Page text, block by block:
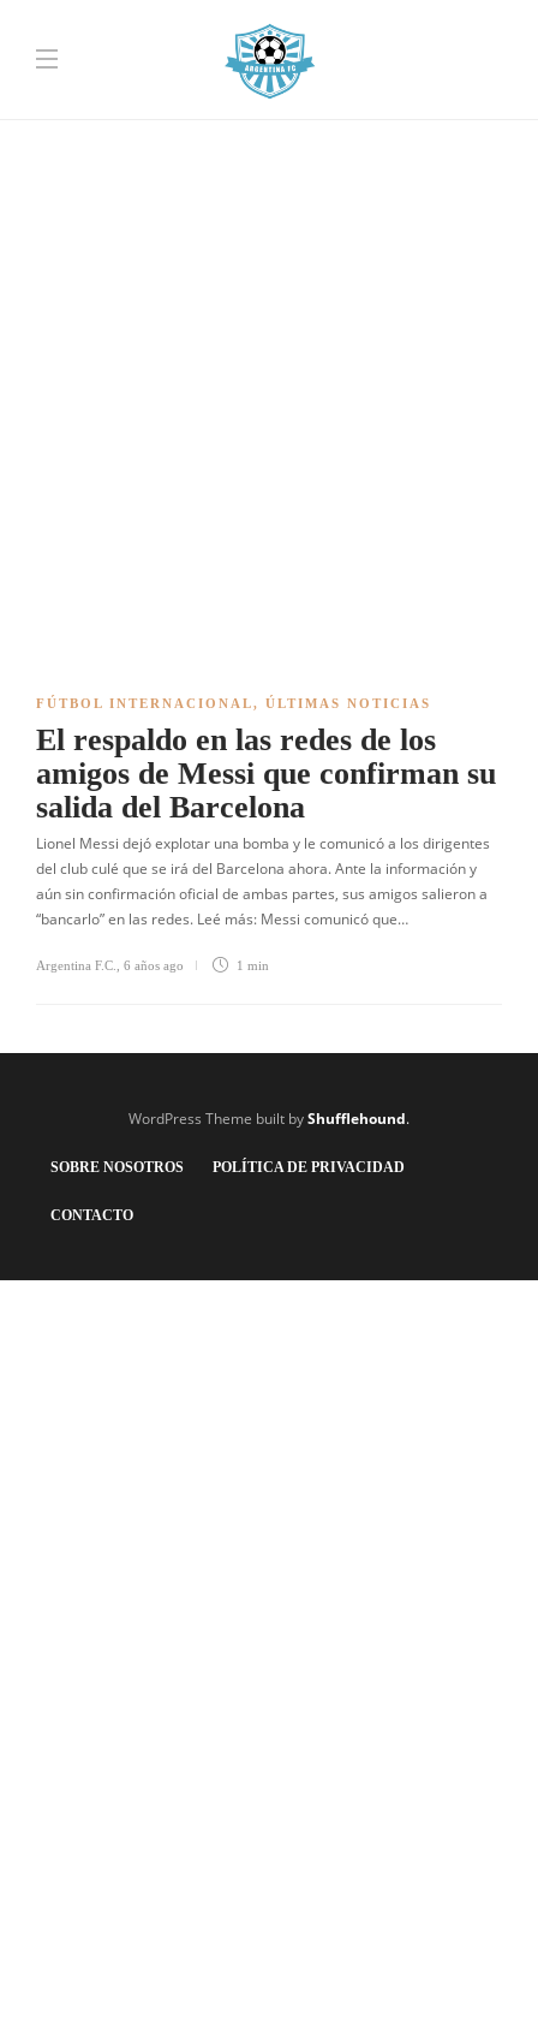
FÚTBOL INTERNACIONAL, ÚLTIMAS NOTICIAS
El respaldo en las redes de los
amigos de Messi que confirman su
salida del Barcelona
Lionel Messi dejó explotar una bomba y le comunicó a los dirigentes
del club culé que se irá del Barcelona ahora. Ante la información y
aún sin confirmación oficial de ambas partes, sus amigos salieron a
“bancarlo” en las redes. Leé más: Messi comunicó que…
Argentina F.C. 6 años ago 1 min
WordPress Theme built byShufflehound.
SOBRE NOSOTROS POLÍTICA DE PRIVACIDAD
CONTACTO